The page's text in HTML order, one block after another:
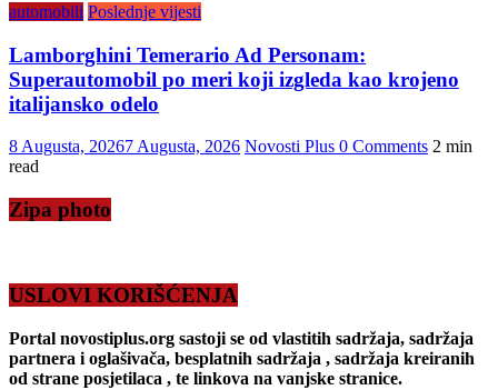
automobili Poslednje vijesti
Lamborghini Temerario Ad Personam:
Superautomobil po meri koji izgleda kao krojeno
italijansko odelo
8 Augusta, 20267 Augusta, 2026 Novosti Plus 0 Comments 2 min
read
Zipa photo
USLOVI KORIŠĆENJA
Portal novostiplus.org sastoji se od vlastitih sadržaja, sadržaja
partnera i oglašivača, besplatnih sadržaja , sadržaja kreiranih
od strane posjetilaca , te linkova na vanjske stranice.